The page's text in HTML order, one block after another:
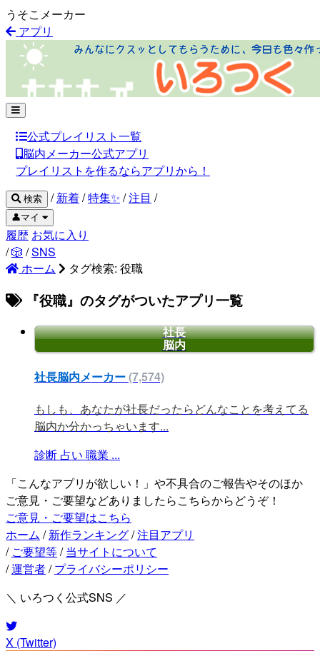
うそこメーカー
アプリ
公式プレイリスト一覧
脳内メーカー公式アプリ
プレイリストを作るならアプリから！
検索 / 新着/特集✨ /注目 /
👤マイ
履歴 お気に入り
/🎲 /SNS
ホーム
タグ検索: 役職
『役職』のタグがついたアプリ一覧
社長
脳内
社長脳内メーカー(7,574)
もしも、あなたが社長だったらどんなことを考えてる
脳内か分かっちゃいます...
診断 占い 職業 ...
「こんなアプリが欲しい！」や不具合のご報告やそのほか
ご意見・ご要望などありましたらこちらからどうぞ！
ご意見・ご要望はこちら
ホーム / 新作ランキング/注目アプリ
/ ご要望等/ 当サイトについて
/運営者/ プライバシーポリシー
＼ いろつく公式SNS ／
X (Twitter)